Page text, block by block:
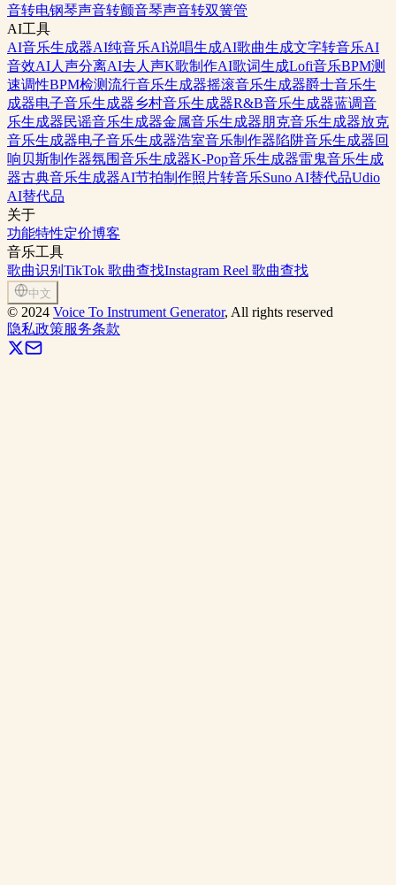
音转电钢琴声音转颤音琴声音转双簧管
AI工具
AI音乐生成器AI纯音乐AI说唱生成AI歌曲生成文字转音乐AI
音效AI人声分离AI去人声K歌制作AI歌词生成Lofi音乐BPM测
速调性BPM检测流行音乐生成器摇滚音乐生成器爵士音乐生
成器电子音乐生成器乡村音乐生成器R&B音乐生成器蓝调音
乐生成器民谣音乐生成器金属音乐生成器朋克音乐生成器放克
音乐生成器电子音乐生成器浩室音乐制作器陷阱音乐生成器回
响贝斯制作器氛围音乐生成器K-Pop音乐生成器雷鬼音乐生成
器古典音乐生成器AI节拍制作照片转音乐Suno AI替代品Udio
AI替代品
关于
功能特性定价博客
音乐工具
歌曲识别 TikTok 歌曲查找Instagram Reel 歌曲查找
中文
© 2024 Voice To Instrument Generator, All rights reserved
隐私政策服务条款